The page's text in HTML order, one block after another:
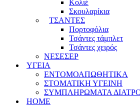
Κολιέ
Σκουλαρίκια
ΤΣΑΝΤΕΣ
Πορτοφόλια
Τσάντες τάμπλετ
Τσάντες χειρός
ΝΕΣΕΣΕΡ
ΥΓΕΙΑ
ΕΝΤΟΜΟΑΠΩΘΗΤΙΚΑ
ΣΤΟΜΑΤΙΚΗ ΥΓΕΙΝΗ
ΣΥΜΠΛΗΡΩΜΑΤΑ
HOME